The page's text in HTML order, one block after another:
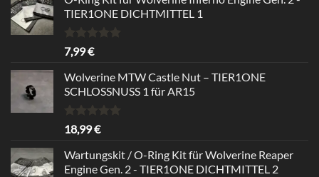
TIER1ONE DICHTMITTEL 1
Rated
out of 5
7,99€
Wolverine MTW Castle Nut – TIER1ONE
SCHLOSSNUSS 1 für AR15
Rated5.00
out of 5
18,99€
Wartungskit / O-Ring Kit für Wolverine Reaper
Engine Gen. 2 - TIER1ONE DICHTMITTEL 2